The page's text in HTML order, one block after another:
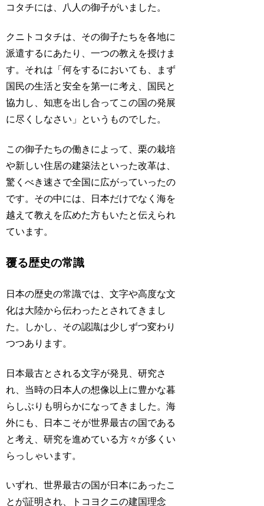
コタチには、八人の御子がいました。
クニトコタチは、その御子たちを各地に
派遣するにあたり、一つの教えを授けま
す。それは「何をするにおいても、まず
国民の生活と安全を第一に考え、国民と
協力し、知恵を出し合ってこの国の発展
に尽くしなさい」というものでした。
この御子たちの働きによって、栗の栽培
や新しい住居の建築法といった改革は、
驚くべき速さで全国に広がっていったの
です。その中には、日本だけでなく海を
越えて教えを広めた方もいたと伝えられ
ています。
覆る歴史の常識
日本の歴史の常識では、文字や高度な文
化は大陸から伝わったとされてきまし
た。しかし、その認識は少しずつ変わり
つつあります。
日本最古とされる文字が発見、研究さ
れ、当時の日本人の想像以上に豊かな暮
らしぶりも明らかになってきました。海
外にも、日本こそが世界最古の国である
と考え、研究を進めている方々が多くい
らっしゃいます。
いずれ、世界最古の国が日本にあったこ
とが証明され、トコヨクニの建国理念